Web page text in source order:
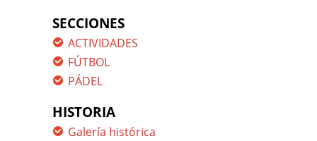
SECCIONES
ACTIVIDADES
FÚTBOL
PÁDEL
HISTORIA
Galería histórica